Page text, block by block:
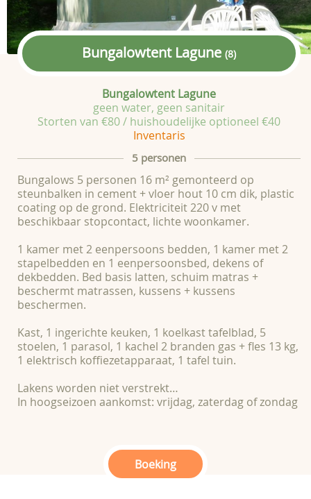
Bungalowtent Lagune (8)
Bungalowtent Lagune
geen water, geen sanitair
Storten van €80 / huishoudelijke optioneel €40
Inventaris
5 personen
Bungalows 5 personen 16 m² gemonteerd op
steunbalken in cement + vloer hout 10 cm dik, plastic
coating op de grond. Elektriciteit 220 v met
beschikbaar stopcontact, lichte woonkamer.
1 kamer met 2 eenpersoons bedden, 1 kamer met 2
stapelbedden en 1 eenpersoonsbed, dekens of
dekbedden. Bed basis latten, schuim matras +
beschermt matrassen, kussens + kussens
beschermen.
Kast, 1 ingerichte keuken, 1 koelkast tafelblad, 5
stoelen, 1 parasol, 1 kachel 2 branden gas + fles 13 kg,
1 elektrisch koffiezetapparaat, 1 tafel tuin.
Lakens worden niet verstrekt…
In hoogseizoen aankomst: vrijdag, zaterdag of zondag
Boeking